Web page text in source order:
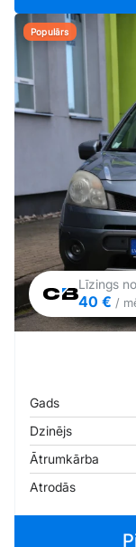
Populārs
Līzings no
40 € /
Gads
Dzinējs
Ātrumkārba
Atrodās